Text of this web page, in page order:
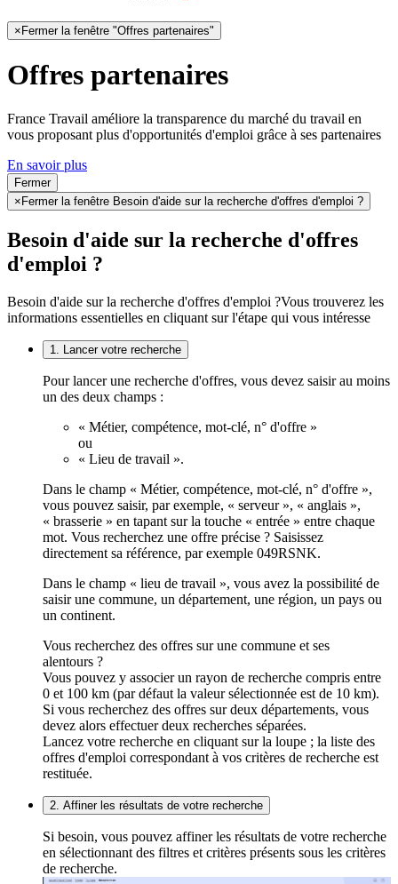
× Fermer la fenêtre "Offres partenaires"
Offres partenaires
France Travail améliore la transparence du marché du travail en
vous proposant plus d'opportunités d'emploi grâce à ses partenaires
En savoir plus
Fermer
× Fermer la fenêtre Besoin d'aide sur la recherche d'offres d'emploi ?
Besoin d'aide sur la recherche d'offres
d'emploi ?
Besoin d'aide sur la recherche d'offres d'emploi ?Vous trouverez les
informations essentielles en cliquant sur l'étape qui vous intéresse
1. Lancer votre recherche
Pour lancer une recherche d'offres, vous devez saisir au moins
un des deux champs :
« Métier, compétence, mot-clé, n° d'offre »
ou
« Lieu de travail ».
Dans le champ « Métier, compétence, mot-clé, n° d'offre »,
vous pouvez saisir, par exemple, « serveur », « anglais »,
« brasserie » en tapant sur la touche « entrée » entre chaque
mot. Vous recherchez une offre précise ? Saisissez
directement sa référence, par exemple 049RSNK.
Dans le champ « lieu de travail », vous avez la possibilité de
saisir une commune, un département, une région, un pays ou
un continent.
Vous recherchez des offres sur une commune et ses
alentours ?
Vous pouvez y associer un rayon de recherche compris entre
0 et 100 km (par défaut la valeur sélectionnée est de 10 km).
Si vous recherchez des offres sur deux départements, vous
devez alors effectuer deux recherches séparées.
Lancez votre recherche en cliquant sur la loupe ; la liste des
offres d'emploi correspondant à vos critères de recherche est
restituée.
2. Affiner les résultats de votre recherche
Si besoin, vous pouvez affiner les résultats de votre recherche
en sélectionnant des filtres et critères présents sous les critères
de recherche.